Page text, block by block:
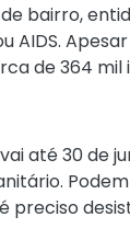
bairro,
de 364
até 30 de
preciso